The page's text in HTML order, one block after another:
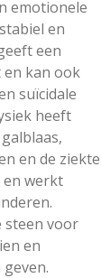
emotionele
en
een
en kan ook
suïcidale
heeft
en de ziekte
en werkt
steen voor
en